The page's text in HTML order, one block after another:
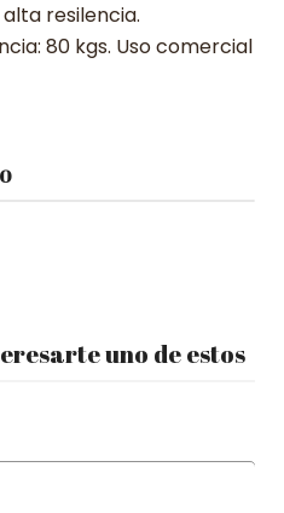
resilencia.
80 kgs. Uso comercial
uno de estos